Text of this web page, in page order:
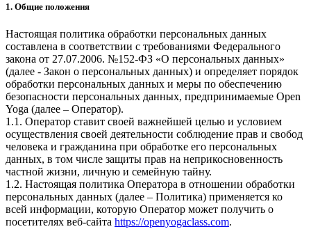
1. Общие положения
Настоящая политика обработки персональных данных
составлена в соответствии с требованиями Федерального
закона от 27.07.2006. №152-ФЗ «О персональных данных»
(далее - Закон о персональных данных) и определяет порядок
обработки персональных данных и меры по обеспечению
безопасности персональных данных, предпринимаемые Open
Yoga (далее – Оператор).
1.1. Оператор ставит своей важнейшей целью и условием
осуществления своей деятельности соблюдение прав и свобод
человека и гражданина при обработке его персональных
данных, в том числе защиты прав на неприкосновенность
частной жизни, личную и семейную тайну.
1.2. Настоящая политика Оператора в отношении обработки
персональных данных (далее – Политика) применяется ко
всей информации, которую Оператор может получить о
посетителях веб-сайта https://openyogaclass.com.